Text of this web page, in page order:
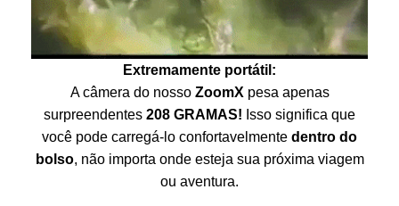
Extremamente portátil:
A câmera do nosso ZoomX pesa apenas
surpreendentes 208 GRAMAS! Isso significa que
você pode carregá-lo confortavelmente dentro do
bolso, não importa onde esteja sua próxima viagem
ou aventura.